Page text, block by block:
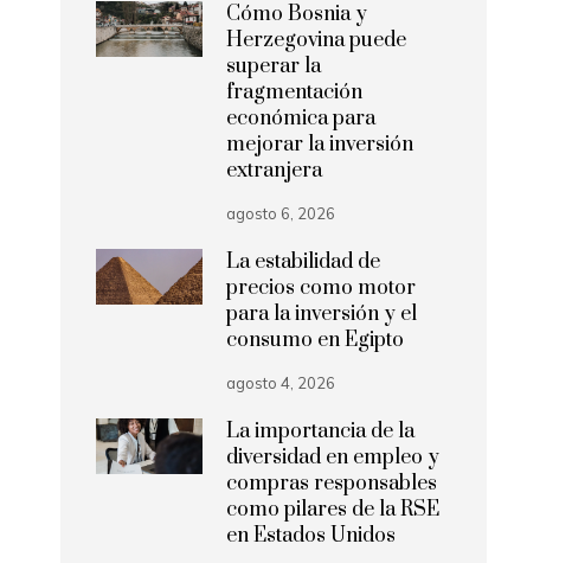
Cómo Bosnia y
Herzegovina puede
superar la
fragmentación
económica para
mejorar la inversión
extranjera
agosto 6, 2026
La estabilidad de
precios como motor
para la inversión y el
consumo en Egipto
agosto 4, 2026
La importancia de la
diversidad en empleo y
compras responsables
como pilares de la RSE
en Estados Unidos